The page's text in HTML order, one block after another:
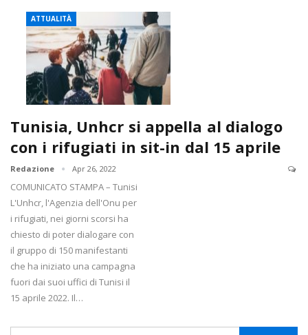
ATTUALITÀ
Tunisia, Unhcr si appella al dialogo
con i rifugiati in sit-in dal 15 aprile
Redazione Apr 26, 2022
COMUNICATO STAMPA – Tunisi
L'Unhcr, l'Agenzia dell'Onu per
i rifugiati, nei giorni scorsi ha
chiesto di poter dialogare con
il gruppo di 150 manifestanti
che ha iniziato una campagna
fuori dai suoi uffici di Tunisi il
15 aprile 2022. Il…